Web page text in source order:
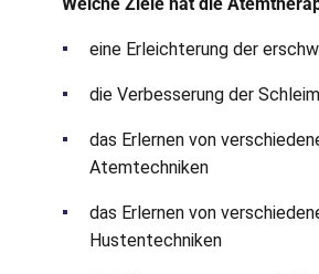
eine Erleichterung der
die Verbesserung der
das Erlernen von
Atemtechniken
das Erlernen von
Hustentechniken